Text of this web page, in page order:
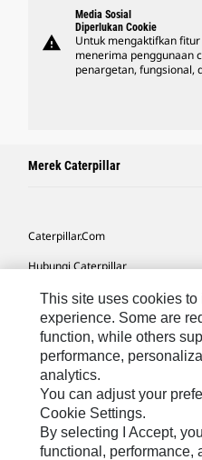
warning
Media Sosial
Diperlukan Cookie
Untuk mengaktifkan
menerima penggunaan
penargetan, fungsional,
Merek Caterpillar
Caterpillar.com
Hubungi Caterpillar
Preferensi Pemasaran Saya
Peta Situs
Cookie Settings
Hukum
Privasi
This site uses cookies to
experience. Some are
function, while others
performance,
analytics.
You can adjust your
Cookie Settings.
By selecting I Accept,
functional, performance,